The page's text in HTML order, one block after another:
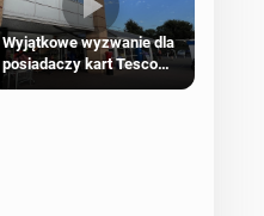
Wyjątkowe wyzwanie dla
posiadaczy kart Tesco
Clubcard!